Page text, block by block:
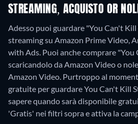
STREAMING, ACQUISTO OR
Adesso puoi guardare "You Can't
streaming su Amazon Prime Video,
with Ads. Puoi anche comprare
scaricandolo da Amazon Video o
Amazon Video. Purtroppo al
gratuite per guardare You Can't Kill
sapere quando sarà disponibile
'Gratis' nei filtri sopra e attiva la